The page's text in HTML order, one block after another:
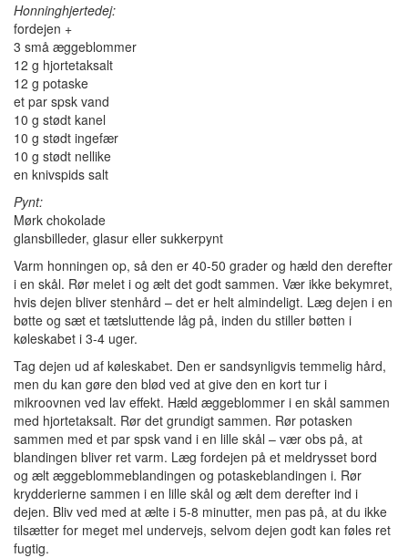
Honninghjertedej:
fordejen +
3 små æggeblommer
12 g hjortetaksalt
12 g potaske
et par spsk vand
10 g stødt kanel
10 g stødt ingefær
10 g stødt nellike
en knivspids salt
Pynt:
Mørk chokolade
glansbilleder, glasur eller sukkerpynt
Varm honningen op, så den er 40-50 grader og hæld den derefter
i en skål. Rør melet i og ælt det godt sammen. Vær ikke bekymret,
hvis dejen bliver stenhård – det er helt almindeligt. Læg dejen i en
bøtte og sæt et tætsluttende låg på, inden du stiller bøtten i
køleskabet i 3-4 uger.
Tag dejen ud af køleskabet. Den er sandsynligvis temmelig hård,
men du kan gøre den blød ved at give den en kort tur i
mikroovnen ved lav effekt. Hæld æggeblommer i en skål sammen
med hjortetaksalt. Rør det grundigt sammen. Rør potasken
sammen med et par spsk vand i en lille skål – vær obs på, at
blandingen bliver ret varm. Læg fordejen på et meldrysset bord
og ælt æggeblommeblandingen og potaskeblandingen i. Rør
krydderierne sammen i en lille skål og ælt dem derefter ind i
dejen. Bliv ved med at ælte i 5-8 minutter, men pas på, at du ikke
tilsætter for meget mel undervejs, selvom dejen godt kan føles ret
fugtig.